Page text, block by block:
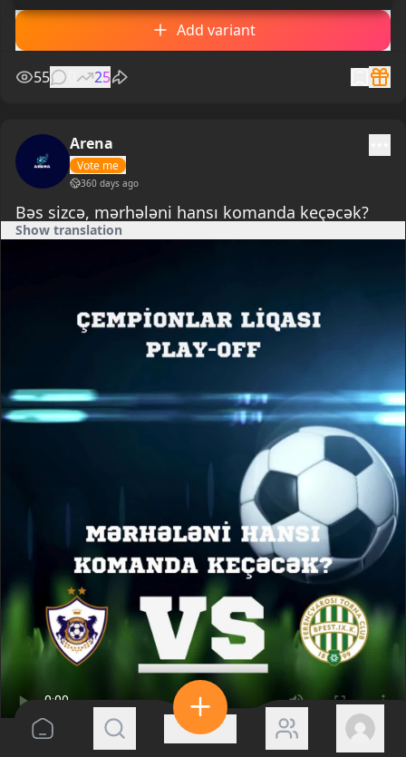
Add variant
55 25
Arena
Vote me
360 days ago
Bəs sizcə, mərhələni hansı komanda keçəcək?
Show translation